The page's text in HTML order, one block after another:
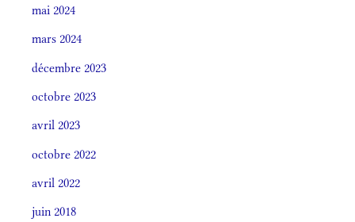
mai 2024
mars 2024
décembre 2023
octobre 2023
avril 2023
octobre 2022
avril 2022
juin 2018